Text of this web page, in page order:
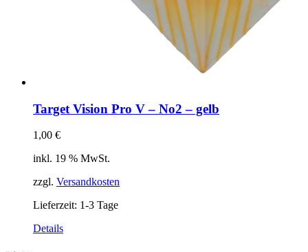
Target Vision Pro V – No2 – gelb
1,00 €
inkl. 19 % MwSt.
zzgl. Versandkosten
Lieferzeit: 1-3 Tage
Details